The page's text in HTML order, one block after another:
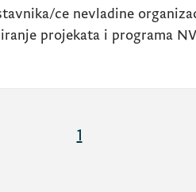
ce nevladine
projekata i programa
1